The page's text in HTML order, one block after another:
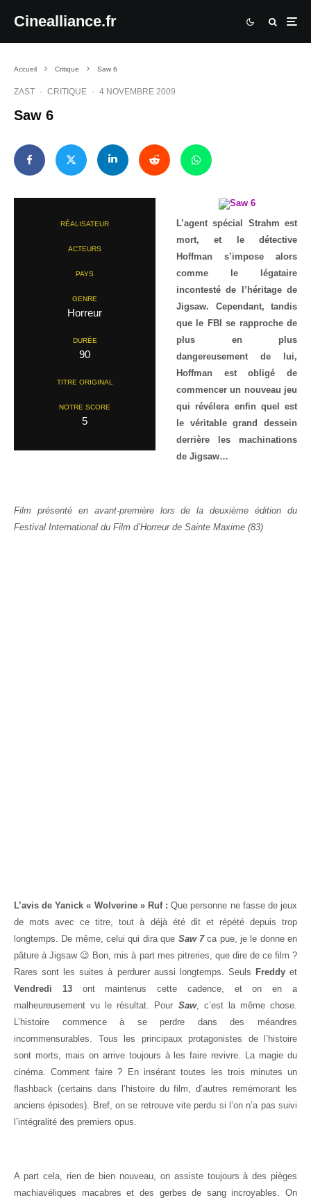
Cinealliance.fr
Accueil Critique Saw 6
ZAST · CRITIQUE · 4 NOVEMBRE 2009
Saw 6
RÉALISATEUR
ACTEURS
PAYS
GENRE
Horreur
DURÉE
90
TITRE ORIGINAL
NOTRE SCORE
5
L’agent spécial Strahm est
mort, et le détective
Hoffman s’impose alors
comme le légataire
incontesté de l’héritage de
Jigsaw. Cependant, tandis
que le FBI se rapproche de
plus en plus
dangereusement de lui,
Hoffman est obligé de
commencer un nouveau jeu
qui révélera enfin quel est
le véritable grand dessein
derrière les machinations
de Jigsaw…
Film présenté en avant-première lors de la deuxième édition du
Festival International du Film d’Horreur de Sainte Maxime (83)
L’avis de Yanick « Wolverine » Ruf :Que personne ne fasse de jeux
de mots avec ce titre, tout à déjà été dit et répété depuis trop
longtemps. De même, celui qui dira que Saw 7ca pue, je le donne en
pâture à Jigsaw 😉 Bon, mis à part mes pitreries, que dire de ce film ?
Rares sont les suites à perdurer aussi longtemps. Seuls Freddyet
Vendredi 13ont maintenus cette cadence, et on en a
malheureusement vu le résultat. Pour Saw, c’est la même chose.
L’histoire commence à se perdre dans des méandres
incommensurables. Tous les principaux protagonistes de l’histoire
sont morts, mais on arrive toujours à les faire revivre. La magie du
cinéma. Comment faire ? En insérant toutes les trois minutes un
flashback (certains dans l’histoire du film, d’autres remémorant les
anciens épisodes). Bref, on se retrouve vite perdu si l’on n’a pas suivi
l’intégralité des premiers opus.
A part cela, rien de bien nouveau, on assiste toujours à des pièges
machiavéliques macabres et des gerbes de sang incroyables. On